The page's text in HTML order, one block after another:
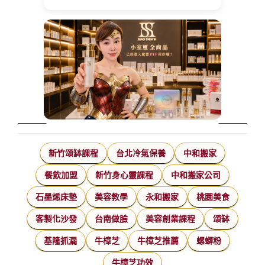
新竹頌缽課程 台北冷氣保養 中和搬家
餐飲加盟 新竹身心靈課程 中和搬家公司
石墨烯床墊 美容教學 永和搬家 桃園美食
客製化沙發 台南做臉 美容創業課程 頌缽
基隆抓漏 牛樟芝 牛樟芝推薦 螺螄粉
牛樟芝功效